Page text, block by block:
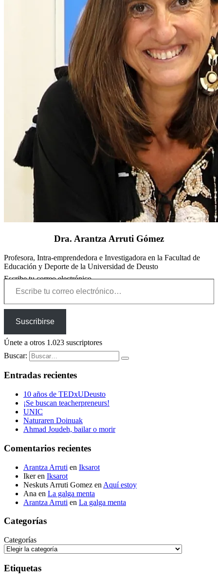
Dra. Arantza Arruti Gómez
Profesora, Intra-emprendedora e Investigadora en la Facultad de
Educación y Deporte de la Universidad de Deusto
Escribe tu correo electrónico…
Suscribirse
Únete a otros 1.023 suscriptores
Buscar:
Entradas recientes
10 años de TEDxUDeusto
¡Se buscan teacherpreneurs!
UNIC
Naturaren Doinuak
Ahmad Joudeh, bailar o morir
Comentarios recientes
Arantza Arruti en Iksarot
Ikeren Iksarot
Neskuts Arruti Gomez en Aquí estoy
Ana en La galga menta
Arantza Arruti en La galga menta
Categorías
Categorías
Etiquetas